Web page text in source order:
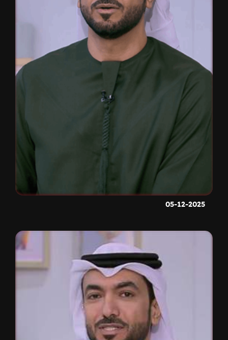
05-12-2025